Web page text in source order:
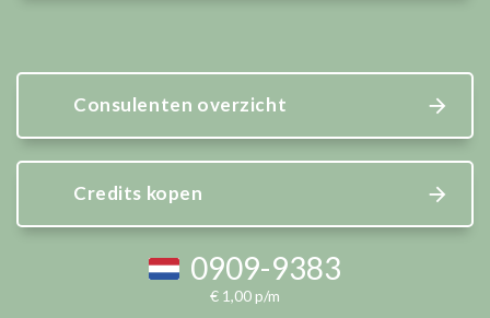
Consulenten overzicht
Credits kopen
0909-9383
€ 1,00 p/m